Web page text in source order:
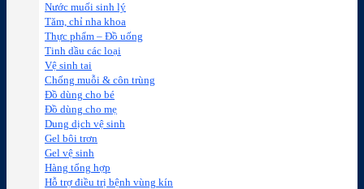
Nước muối sinh lý
Tăm, chỉ nha khoa
Thực phẩm – Đồ uống
Tinh dầu các loại
Vệ sinh tai
Chống muỗi & côn trùng
Đồ dùng cho bé
Đồ dùng cho mẹ
Dung dịch vệ sinh
Gel bôi trơn
Gel vệ sinh
Hàng tổng hợp
Hỗ trợ điều trị bệnh vùng kín